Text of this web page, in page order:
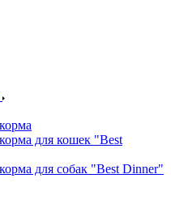
для кошек "Best
для собак "Best Dinner"